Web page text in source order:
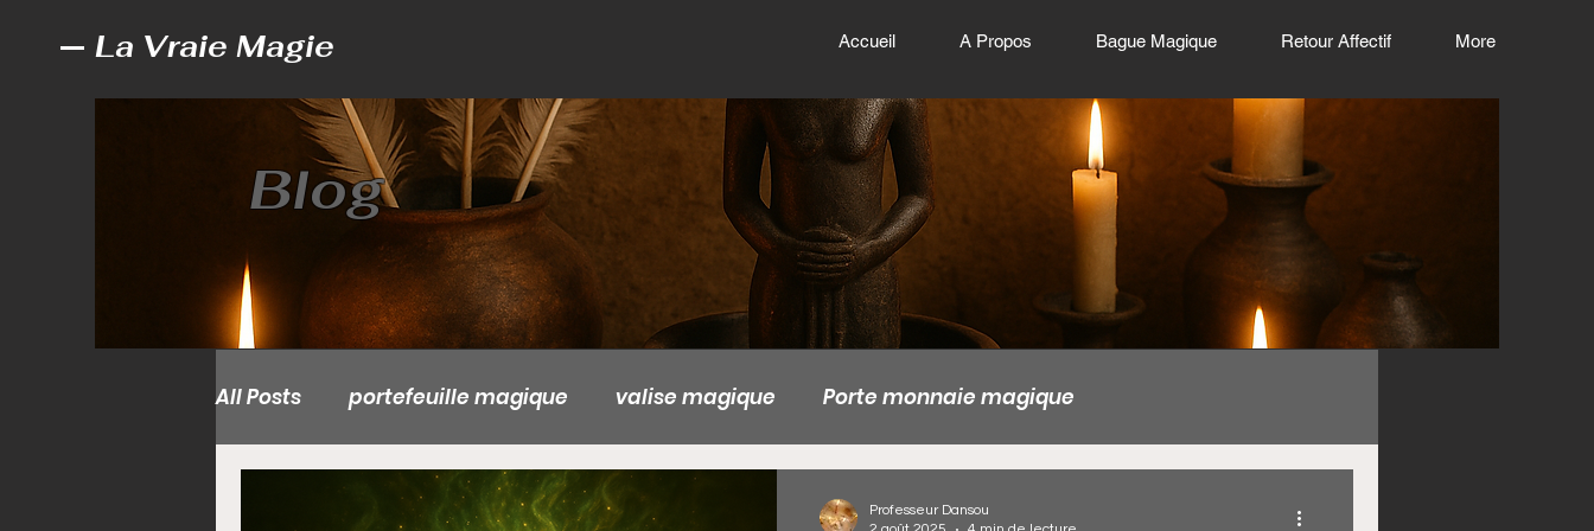
La Vraie Magie Accueil A Propos Bague Magique Retour Affectif More
Blog
All Posts portefeuille magique valise magique Porte monnaie magique
Valise magique sans danger valise magique de la richesse
Professeur Dansou